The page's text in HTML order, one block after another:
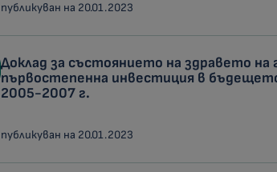
публикуван на 20.01.2023
Доклад за състоянието на здравето
първостепенна инвестиция в
2005-2007 г.
публикуван на 20.01.2023